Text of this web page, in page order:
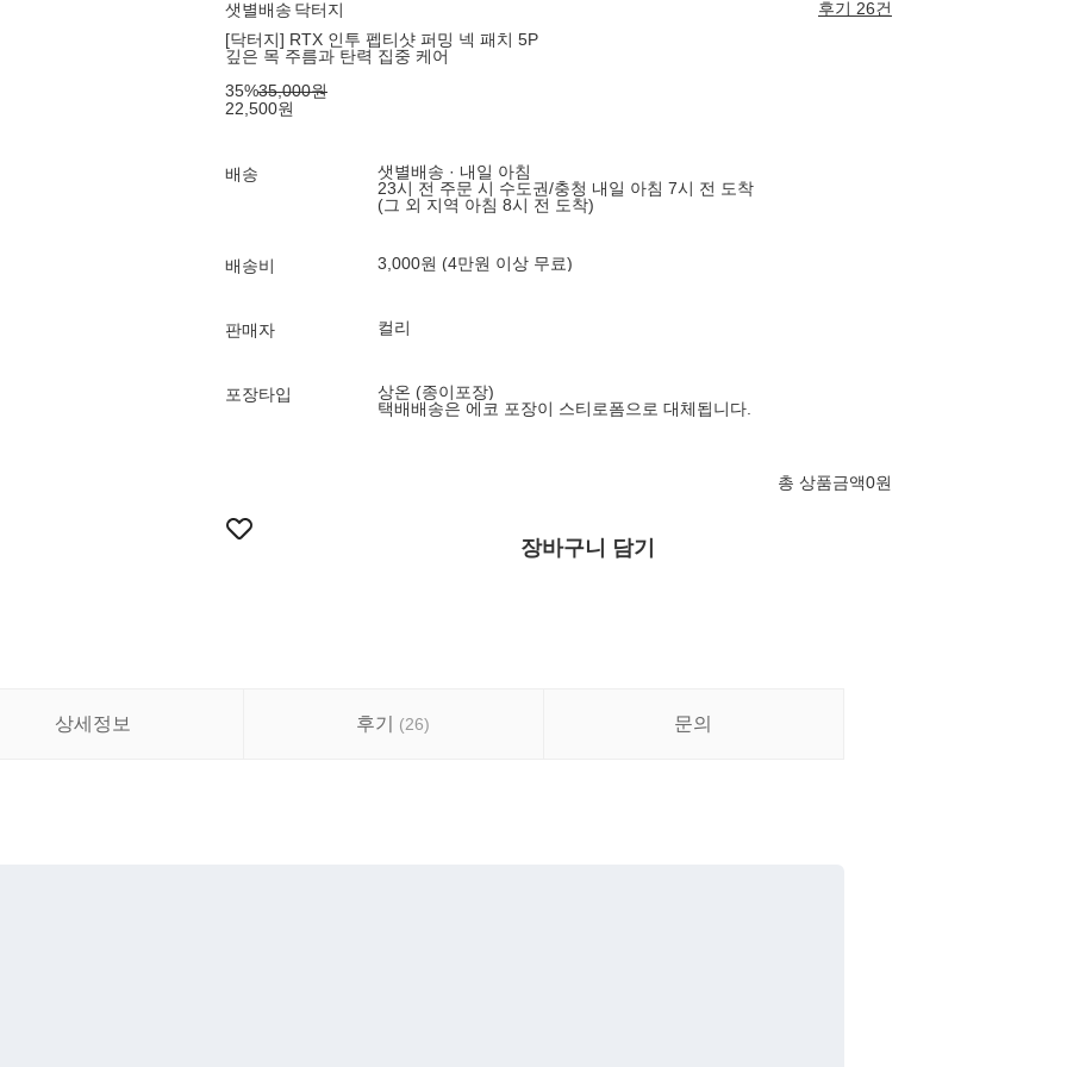
샛별배송 닥터지
후기 26건
[닥터지] RTX 인투 펩티샷 퍼밍 넥 패치 5P
깊은 목 주름과 탄력 집중 케어
35%35,000원
22,500원
배송
샛별배송 · 내일 아침
23시 전 주문 시 수도권/충청 내일 아침 7시 전 도착
(그 외 지역 아침 8시 전 도착)
배송비 3,000원 (4만원 이상 무료)
판매자 컬리
포장타입
상온 (종이포장)
택배배송은 에코 포장이 스티로폼으로 대체됩니다.
총 상품금액0원
장바구니 담기
상세정보 후기 (26) 문의